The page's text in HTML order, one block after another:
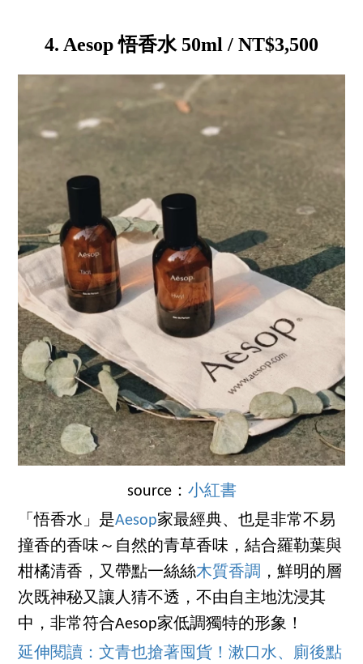
4. Aesop 悟香水 50ml / NT$3,500
source： 小紅書
「悟香水」是Aesop家最經典、也是非常不易
撞香的香味～自然的青草香味，結合羅勒葉與
柑橘清香，又帶點一絲絲木質香調 ，鮮明的層
次既神秘又讓人猜不透，不由自主地沈浸其
中，非常符合Aesop家低調獨特的形象！
延伸閱讀：文青也搶著囤貨！漱口水、廁後點